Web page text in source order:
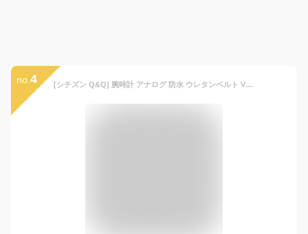
no. 4 [シチズン Q&Q] 腕時計 アナログ 防水 ウレタンベルト VS40-006 ホワイト